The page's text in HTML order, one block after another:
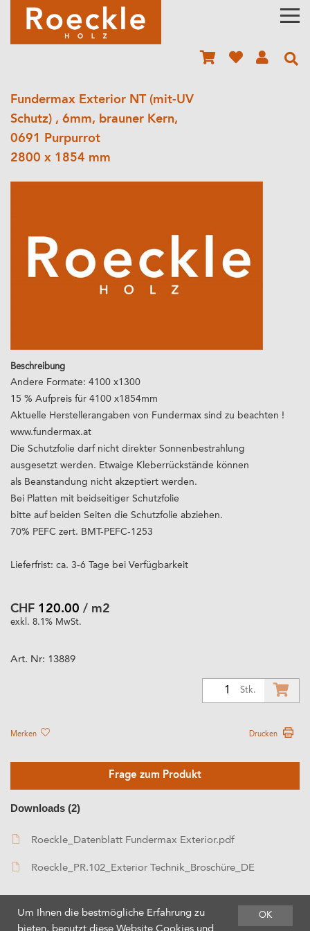
Fundermax Exterior NT (mit-UV
Schutz) , 6mm, brauner Kern,
0691 Purpurrot
2800 x 1854 mm
Beschreibung
Andere Formate: 4100 x1300
15 % Aufpreis für 4100 x1854mm
Aktuelle Herstellerangaben von Fundermax sind zu beachten !
www.fundermax.at
Die Schutzfolie darf nicht direkter Sonnenbestrahlung
ausgesetzt werden. Etwaige Kleberrückstände können
als Beanstandung nicht akzeptiert werden.
Bei Platten mit beidseitiger Schutzfolie
bitte auf beiden Seiten die Schutzfolie abziehen.
70% PEFC zert. BMT-PEFC-1253
Lieferfrist: ca. 3-6 Tage bei Verfügbarkeit
CHF 120.00 / m2
exkl. 8.1% MwSt.
Art. Nr: 13889
Stk.
Merken Drucken
Frage zum Produkt
Downloads (2)
Roeckle_Datenblatt Fundermax Exterior.pdf
Roeckle_PR.102_Exterior Technik_Broschüre_DE
OK
Um Ihnen die bestmögliche Erfahrung zu